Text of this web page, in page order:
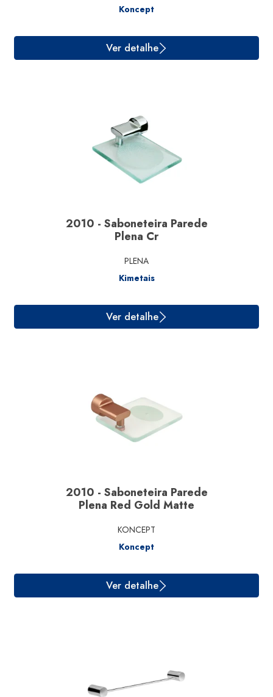
Ver detalhe
Koncept
2010 - Saboneteira Parede
Plena Cr
PLENA
Kimetais
2010 - Saboneteira Parede
Plena Red Gold Matte
KONCEPT
Koncept